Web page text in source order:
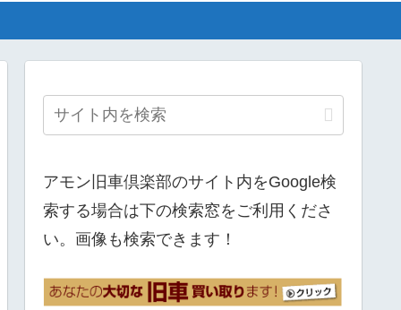
アモン旧車倶楽部のサイト内をGoogle検
索する場合は下の検索窓をご利用くださ
い。画像も検索できます！